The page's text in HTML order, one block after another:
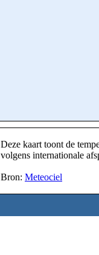
Deze kaart toont de
volgens internationale
Bron: Meteociel